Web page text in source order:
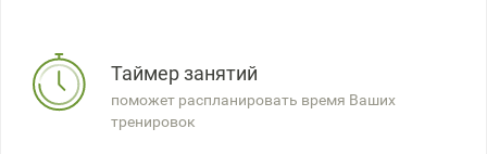
Таймер занятий
поможет распланировать время Ваших
тренировок